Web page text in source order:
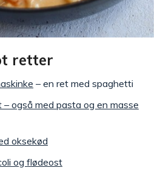
retter
– en ret med spaghetti
også med pasta og en masse
oksekød
og flødeost